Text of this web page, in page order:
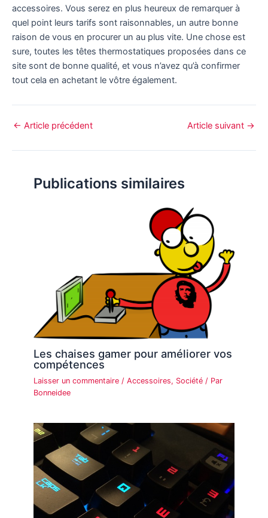
accessoires. Vous serez en plus heureux de remarquer à
quel point leurs tarifs sont raisonnables, un autre bonne
raison de vous en procurer un au plus vite. Une chose est
sure, toutes les têtes thermostatiques proposées dans ce
site sont de bonne qualité, et vous n’avez qu’à confirmer
tout cela en achetant le vôtre également.
← Article précédent Article suivant →
Publications similaires
Les chaises gamer pour améliorer vos
compétences
Laisser un commentaire /Accessoires, Société / Par
Bonneidee